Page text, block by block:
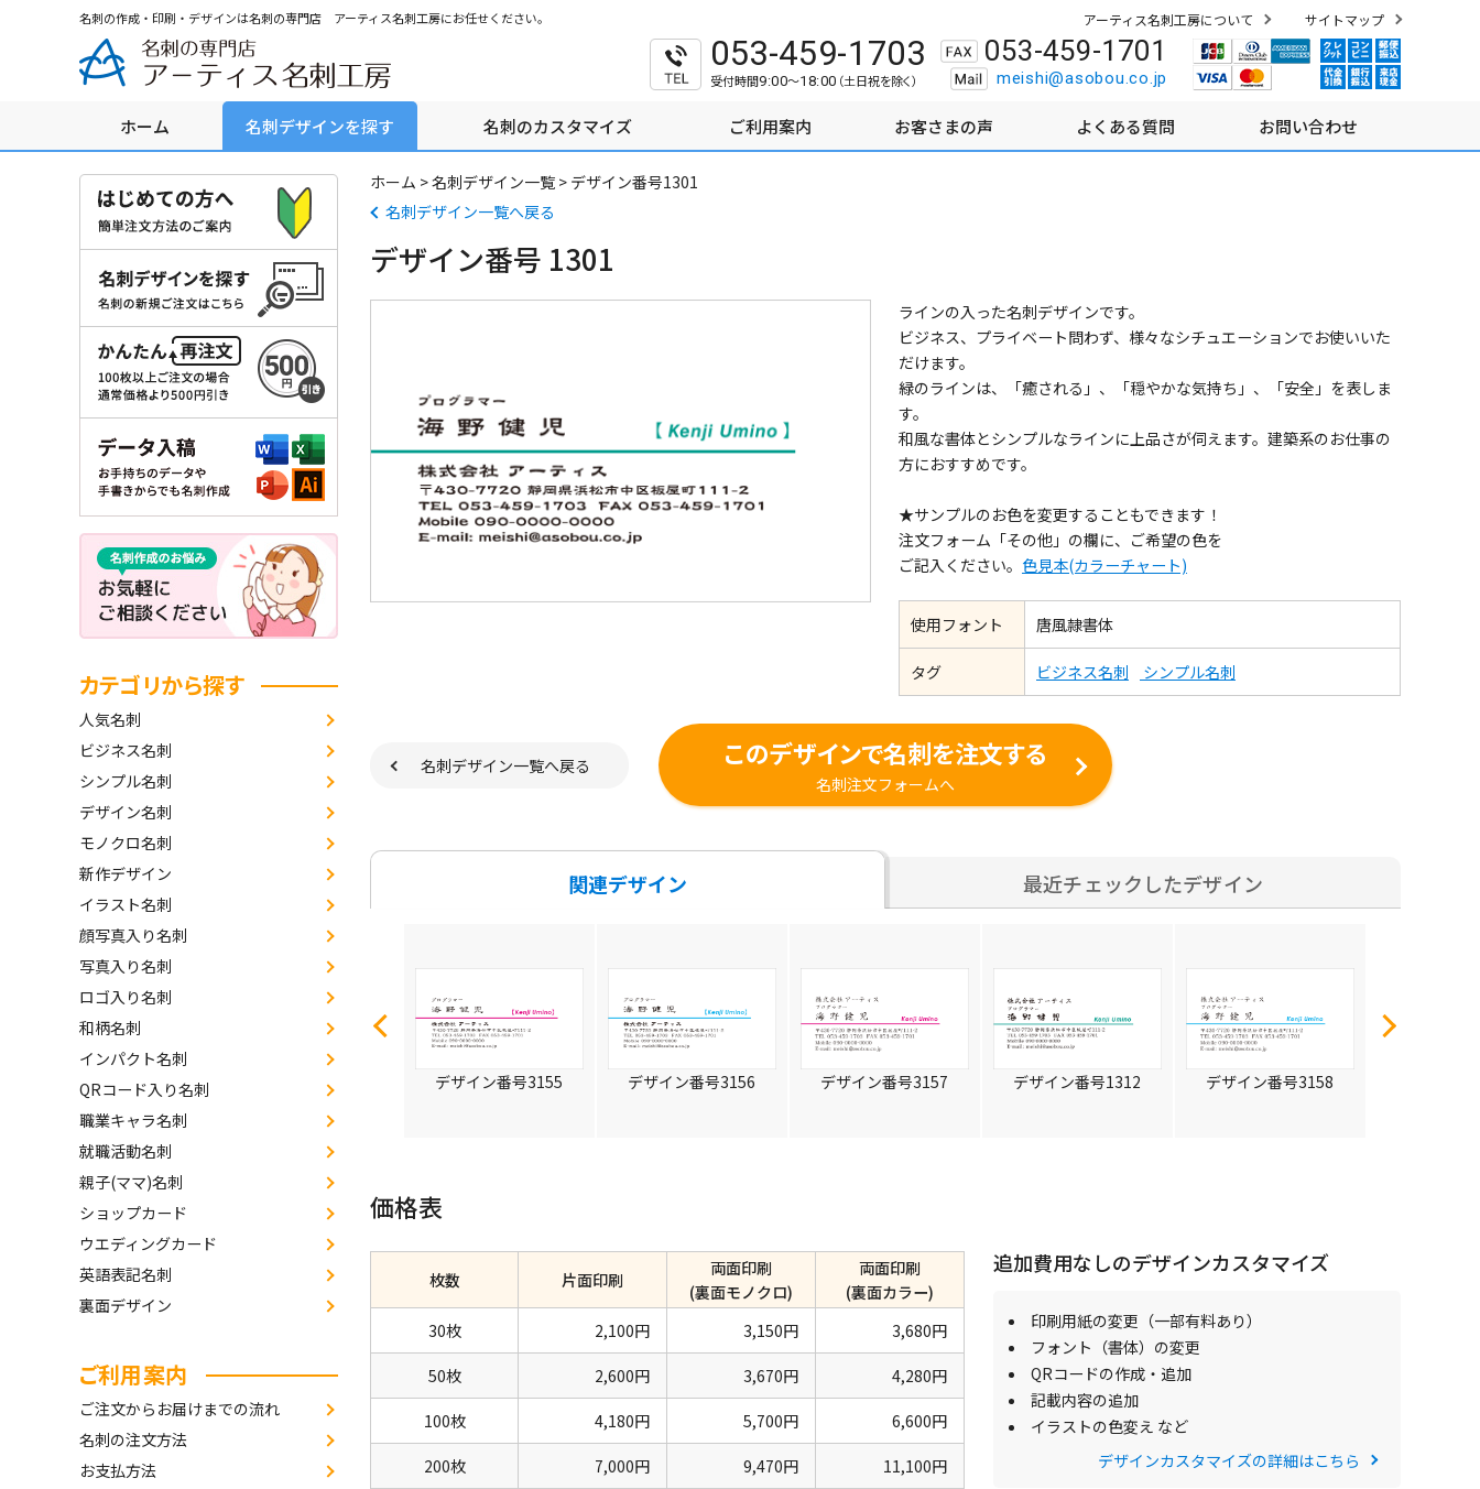
ビ
ゲ
名刺の作成・印刷・デザインは名刺の専門店 アーティス名刺工房にお任せください。 アーティス名刺工房について サイトマップ
053-459-1703
受付時間9:00～18:00 （土日祝を除く）
053-459-1701
meishi@asobou.co.jp
ホーム 名刺デザインを探す 名刺のカスタマイズ ご利用案内 お客さまの声 よくある質問 お問い合わせ
ホーム >名刺デザイン一覧 > デザイン番号1301
名刺デザイン一覧へ戻る
デザイン番号 1301
ラインの入った名刺デザインです。
ビジネス、プライベート問わず、様々なシチュエーションでお使いいた
だけます。
緑のラインは、「癒される」、「穏やかな気持ち」、「安全」を表しま
す。
和風な書体とシンプルなラインに上品さが伺えます。建築系のお仕事の
方におすすめです。
★サンプルのお色を変更することもできます！
注文フォーム「その他」の欄に、ご希望の色を
ご記入ください。 色見本(カラーチャート)
使用フォント 唐風隷書体
タグ ビジネス名刺 シンプル名刺
このデザインで名刺を注文する
名刺注文フォームへ
名刺デザイン一覧へ戻る
関連デザイン 最近チェックしたデザイン
デザイン番号3158 デザイン番号3032 デザイン番号3155 デザイン番号3156 デザイン番号3157 デザイン番号1312 デザイン番号3158
価格表
枚数 片面印刷
両面印刷
(裏面モノクロ)
両面印刷
(裏面カラー)
30枚
2,100円 3,150円 3,680円
50枚 2,600円 3,670円 4,280円
100枚 4,180円 5,700円 6,600円
200枚 7,000円 9,470円 11,100円
追加費用なしのデザインカスタマイズ
印刷用紙の変更（一部有料あり）
フォント（書体）の変更
QRコードの作成・追加
記載内容の追加
イラストの色変え など
デザインカスタマイズの詳細はこちら
カテゴリから探す
人気名刺
ビジネス名刺
シンプル名刺
デザイン名刺
モノクロ名刺
新作デザイン
イラスト名刺
顔写真入り名刺
写真入り名刺
ロゴ入り名刺
和柄名刺
インパクト名刺
QRコード入り名刺
職業キャラ名刺
就職活動名刺
親子(ママ)名刺
ショップカード
ウエディングカード
英語表記名刺
裏面デザイン
ご利用案内
ご注文からお届けまでの流れ
名刺の注文方法
お支払方法